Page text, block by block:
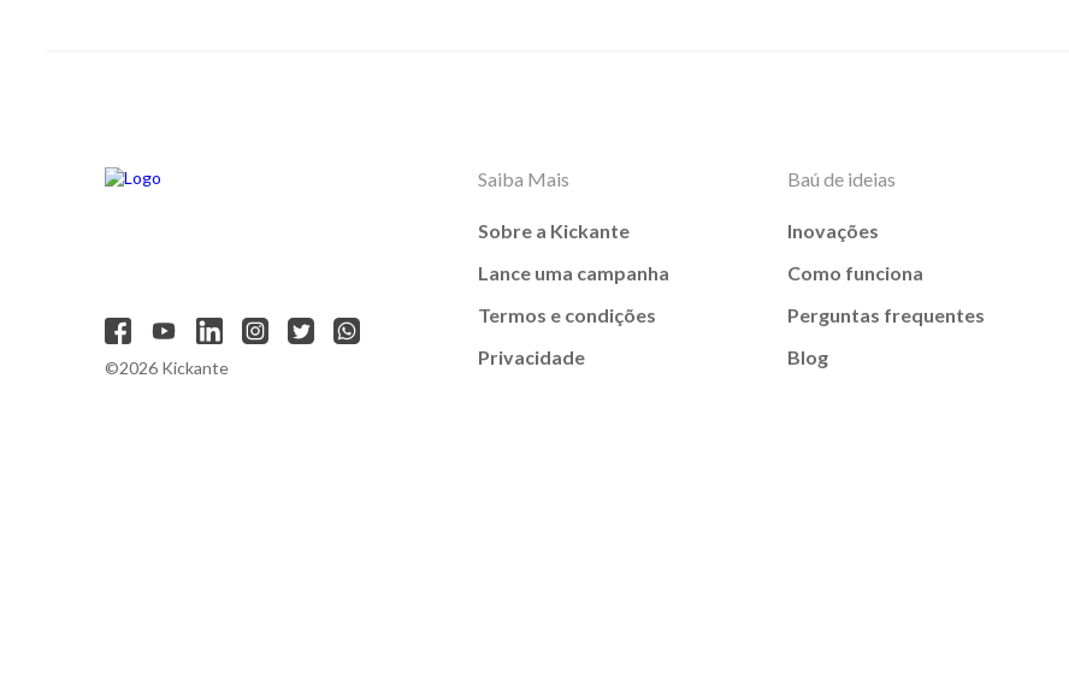
©2026 Kickante
Saiba Mais
Sobre a Kickante
Lance uma campanha
Termos e condições
Privacidade
Baú de ideias
Inovações
Como funciona
Perguntas frequentes
Blog